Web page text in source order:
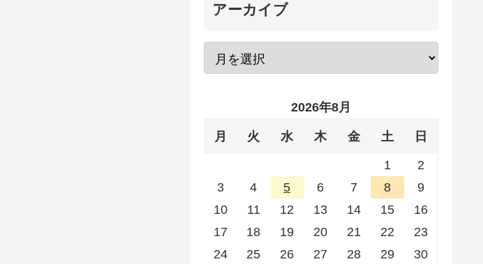
アーカイブ
2026年8月
月 火 水 木 金 土 日
1
2
3
4 5 6 7 8
9
10
11 12 13 14 15
16
17
18 19 20 21 22
23
24
25 26 27 28 29
30